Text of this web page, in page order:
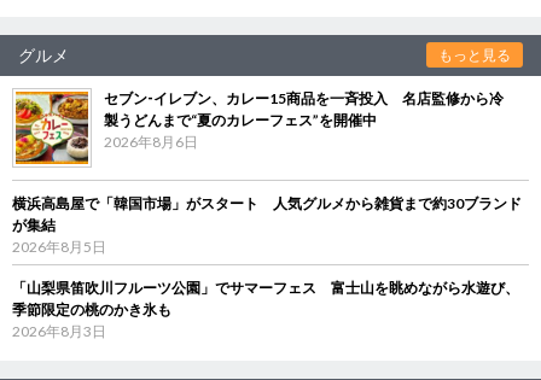
グルメ もっと見る
セブン‐イレブン、カレー15商品を一斉投入 名店監修から冷
製うどんまで“夏のカレーフェス”を開催中
2026年8月6日
横浜高島屋で「韓国市場」がスタート 人気グルメから雑貨まで約30ブランド
が集結
2026年8月5日
「山梨県笛吹川フルーツ公園」でサマーフェス 富士山を眺めながら水遊び、
季節限定の桃のかき氷も
2026年8月3日